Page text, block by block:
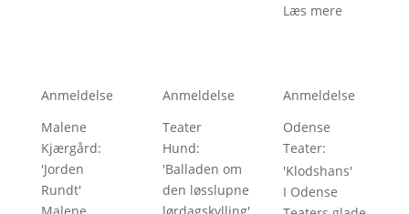
Læs mere
Anmeldelse
Malene
Kjærgård:
'Jorden
Rundt'
Anmeldelse
Teater
Hund:
'Balladen om
den løsslupne
Anmeldelse
Odense
Teater:
'Klodshans'
I Odense